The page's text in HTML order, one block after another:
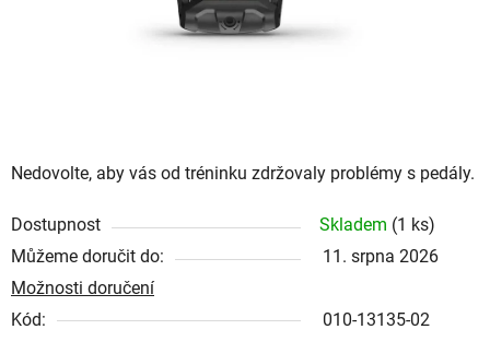
Nedovolte, aby vás od tréninku zdržovaly problémy s pedály.
Dostupnost Skladem (1 ks)
Můžeme doručit do:
11. srpna 2026
Možnosti doručení
Kód:
010-13135-02